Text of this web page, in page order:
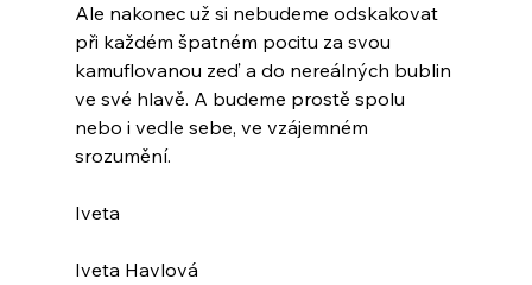
Ale nakonec už si nebudeme odskakovat
při každém špatném pocitu za svou
kamuflovanou zeď a do nereálných bublin
ve své hlavě. A budeme prostě spolu
nebo i vedle sebe, ve vzájemném
srozumění.
Iveta
Iveta Havlová